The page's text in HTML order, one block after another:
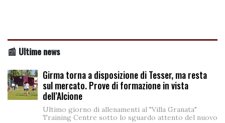
📰 Ultime news
Girma torna a disposizione di Tesser, ma resta
sul mercato. Prove di formazione in vista
dell’Alcione
Ultimo giorno di allenamenti al "Villa Granata"
Training Centre sotto lo sguardo attento del nuovo